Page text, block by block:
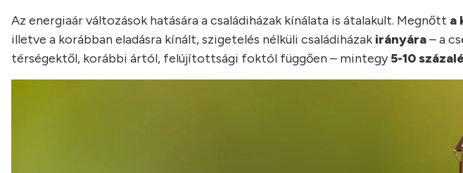
Az energiaár változások hatására a családiházak kínálata is átalakult. Megnőtt a
illetve a korábban eladásra kínált, szigetelés nélküli családiházak irányára– a
térségektől, korábbi ártól, felújítottsági foktól függően – mintegy5-10